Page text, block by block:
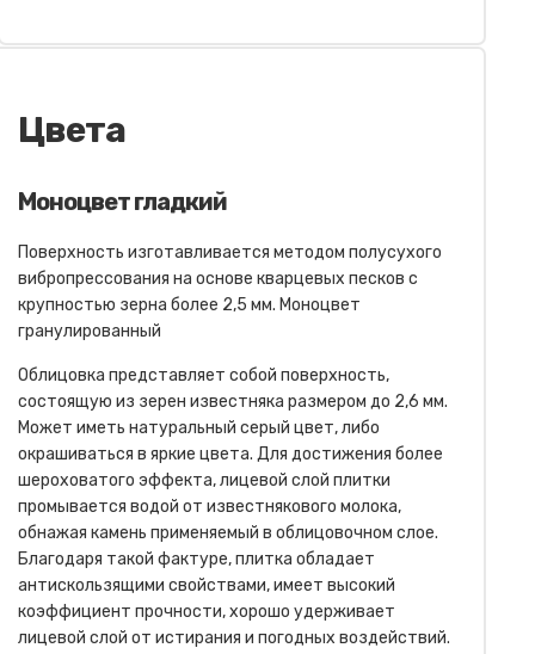
Цвета
Моноцвет гладкий
Поверхность изготавливается методом полусухого
вибропрессования на основе кварцевых песков с
крупностью зерна более 2,5 мм. Моноцвет
гранулированный
Облицовка представляет собой поверхность,
состоящую из зерен известняка размером до 2,6 мм.
Может иметь натуральный серый цвет, либо
окрашиваться в яркие цвета. Для достижения более
шероховатого эффекта, лицевой слой плитки
промывается водой от известнякового молока,
обнажая камень применяемый в облицовочном слое.
Благодаря такой фактуре, плитка обладает
антискользящими свойствами, имеет высокий
коэффициент прочности, хорошо удерживает
лицевой слой от истирания и погодных воздействий.